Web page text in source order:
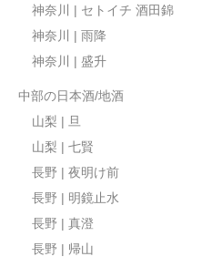
神奈川 | セトイチ 酒田錦
神奈川 | 雨降
神奈川 | 盛升
中部の日本酒/地酒
山梨 | 旦
山梨 | 七賢
長野 | 夜明け前
長野 | 明鏡止水
長野 | 真澄
長野 | 帰山